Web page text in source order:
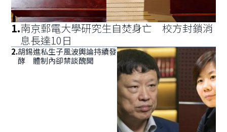
1.南京郵電大學研究生自焚身亡 校方封鎖消
息長達10日
2.胡錫進私生子風波輿論持續發
酵 體制內卻禁談醜聞